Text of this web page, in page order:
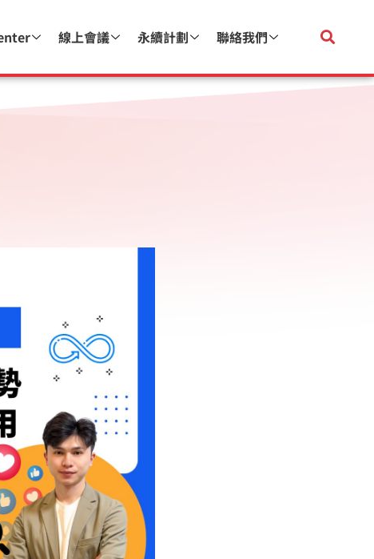
線上會議 永續計劃 聯絡我們